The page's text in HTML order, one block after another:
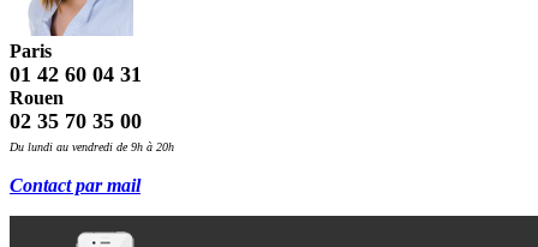
Paris
01 42 60 04 31
Rouen
02 35 70 35 00
Du lundi au vendredi de 9h à 20h
Contact par mail